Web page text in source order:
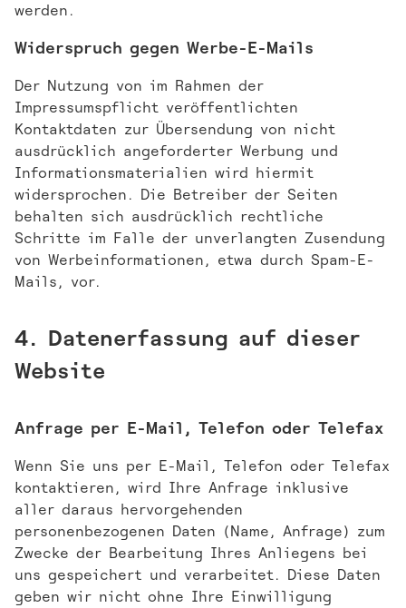
werden.
Widerspruch gegen Werbe-E-Mails
Der Nutzung von im Rahmen der
Impressumspflicht veröffentlichten
Kontaktdaten zur Übersendung von nicht
ausdrücklich angeforderter Werbung und
Informationsmaterialien wird hiermit
widersprochen. Die Betreiber der Seiten
behalten sich ausdrücklich rechtliche
Schritte im Falle der unverlangten Zusendung
von Werbeinformationen, etwa durch Spam-E-
Mails, vor.
4. Datenerfassung auf dieser
Website
Anfrage per E-Mail, Telefon oder Telefax
Wenn Sie uns per E-Mail, Telefon oder Telefax
kontaktieren, wird Ihre Anfrage inklusive
aller daraus hervorgehenden
personenbezogenen Daten (Name, Anfrage) zum
Zwecke der Bearbeitung Ihres Anliegens bei
uns gespeichert und verarbeitet. Diese Daten
geben wir nicht ohne Ihre Einwilligung